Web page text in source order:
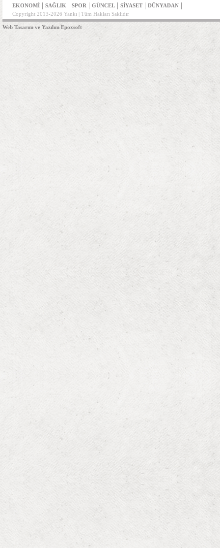
EKONOMİ | SAĞLIK | SPOR | GÜNCEL | SİYASET | DÜNYADAN |
Copyright 2013-2026 Yankı | Tüm Hakları Saklıdır
Web Tasarım ve Yazılım Epoxsoft